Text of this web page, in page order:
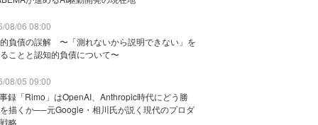
08/06 08:00
負債の誤解 〜「測れないから説明できない」を
ことと認知的負債について〜
08/05 09:00
録「Rimo」はOpenAI、Anthropic時代にどう勝
描くか──元Google・相川氏が説く現代のプロダ
略